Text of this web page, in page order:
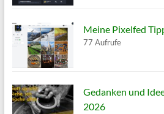
Meine Pixelfed
77 Aufrufe
Gedanken und
2026